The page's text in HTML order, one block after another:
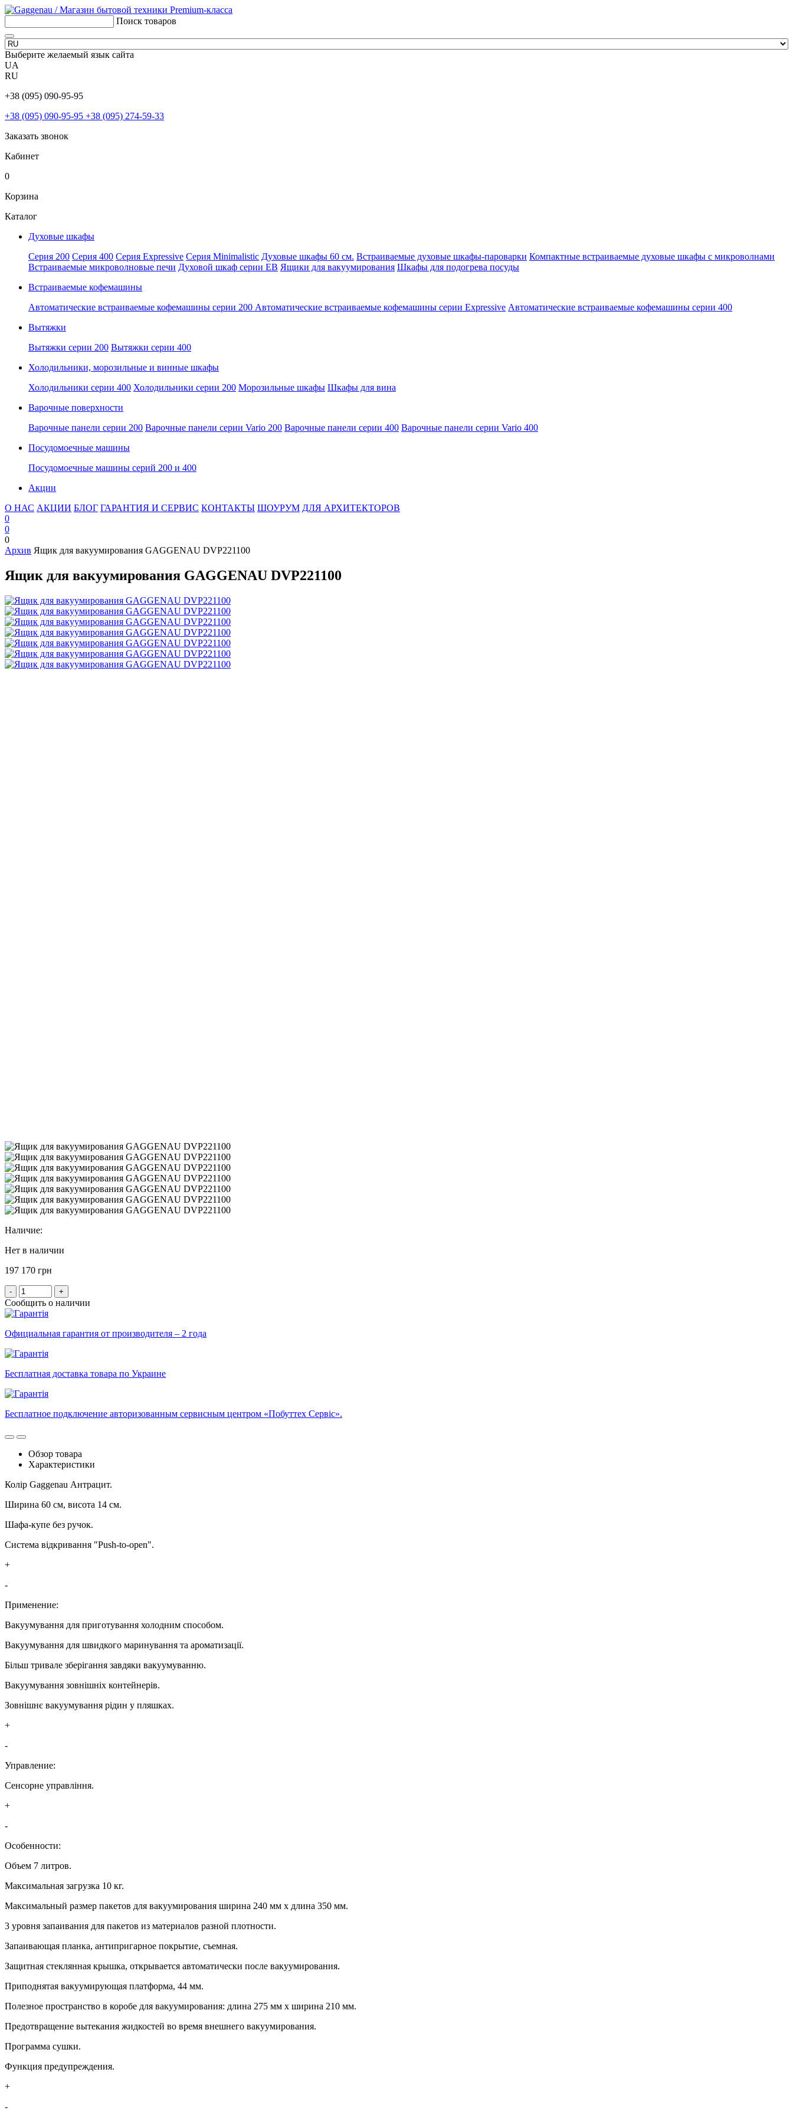
Поиск товаров
Выберите желаемый язык сайта
UA
RU
+38 (095) 090-95-95
+38 (095) 090-95-95 +38 (095) 274-59-33
Заказать звонок
Кабинет
0
Корзина
Каталог
Духовые шкафы
Серия 200 Серия 400 Серия Expressive Серия Minimalistic Духовые шкафы 60 см. Встраиваемые духовые шкафы-пароварки Компактные встраиваемые духовые шкафы с микроволнами
Встраиваемые микроволновые печи Духовой шкаф серии EB Ящики для вакуумирования Шкафы для подогрева посуды
Встраиваемые кофемашины
Автоматические встраиваемые кофемашины серии 200 Автоматические встраиваемые кофемашины серии Expressive Автоматические встраиваемые кофемашины серии 400
Вытяжки
Вытяжки серии 200 Вытяжки серии 400
Холодильники, морозильные и винные шкафы
Холодильники серии 400 Холодильники серии 200 Морозильные шкафы Шкафы для вина
Варочные поверхности
Варочные панели серии 200 Варочные панели серии Vario 200 Варочные панели серии 400 Варочные панели серии Vario 400
Посудомоечные машины
Посудомоечные машины серий 200 и 400
Акции
О НАС АКЦИИ БЛОГ ГАРАНТИЯ И СЕРВИС КОНТАКТЫ ШОУРУМ ДЛЯ АРХИТЕКТОРОВ
0
0
0
Архив Ящик для вакуумирования GAGGENAU DVP221100
Ящик для вакуумирования GAGGENAU DVP221100
Наличие:
Нет в наличии
197 170 грн
- +
Сообщить о наличии
Официальная гарантия от производителя – 2 года
Бесплатная доставка товара по Украине
Бесплатное подключение авторизованным сервисным центром «Побуттех Сервіс».
Обзор товара
Характеристики
Колір Gaggenau Антрацит.
Ширина 60 см, висота 14 см.
Шафа-купе без ручок.
Система відкривання "Push-to-open".
+
-
Применение:
Вакуумування для приготування холодним способом.
Вакуумування для швидкого маринування та ароматизації.
Більш тривале зберігання завдяки вакуумуванню.
Вакуумування зовнішніх контейнерів.
Зовнішнє вакуумування рідин у пляшках.
+
-
Управление:
Сенсорне управління.
+
-
Особенности:
Объем 7 литров.
Максимальная загрузка 10 кг.
Максимальный размер пакетов для вакуумирования ширина 240 мм x длина 350 мм.
3 уровня запаивания для пакетов из материалов разной плотности.
Запаивающая планка, антипригарное покрытие, съемная.
Защитная стеклянная крышка, открывается автоматически после вакуумирования.
Приподнятая вакуумирующая платформа, 44 мм.
Полезное пространство в коробе для вакуумирования: длина 275 мм х ширина 210 мм.
Предотвращение вытекания жидкостей во время внешнего вакуумирования.
Программа сушки.
Функция предупреждения.
+
-